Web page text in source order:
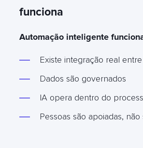
funciona
Automação inteligente
Existe integração real
Dados são governados
IA opera dentro do
Pessoas são apoiadas,